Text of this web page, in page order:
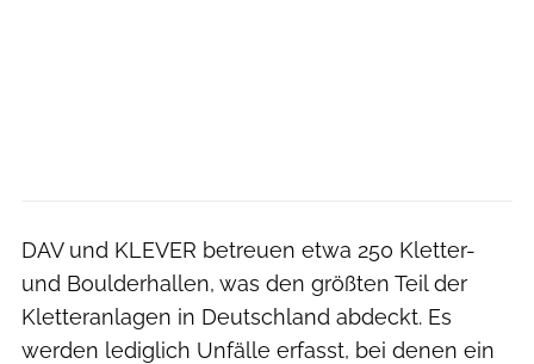
DAV und KLEVER betreuen etwa 250 Kletter-
und Boulderhallen, was den größten Teil der
Kletteranlagen in Deutschland abdeckt. Es
werden lediglich Unfälle erfasst, bei denen ein